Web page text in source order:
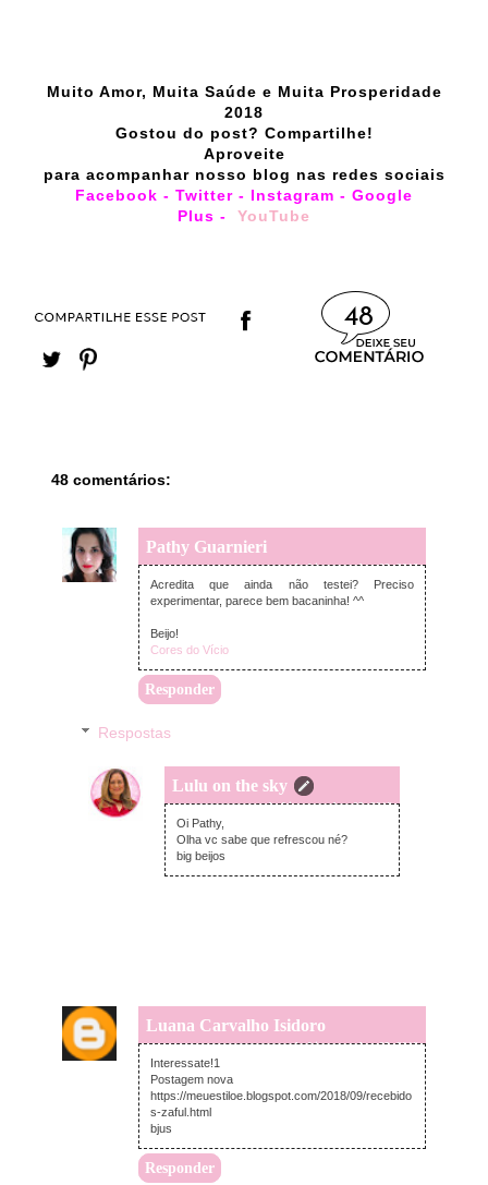
Muito Amor, Muita Saúde e Muita Prosperidade
2018
Gostou do post? Compartilhe!
Aproveite
para acompanhar nosso blog nas redes sociais
Facebook - Twitter - Instagram - Google
Plus - YouTube
48
48 comentários:
Pathy Guarnieri
segunda-feira, setembro 03, 2018
Acredita que ainda não testei? Preciso
experimentar, parece bem bacaninha! ^^
Beijo!
Cores do Vício
Responder
Respostas
Lulu on the sky
segunda-feira, setembro 03, 2018
Oi Pathy,
Olha vc sabe que refrescou né?
big beijos
Luana Carvalho Isidoro
segunda-feira, setembro 03, 2018
Interessate!1
Postagem nova
https://meuestiloe.blogspot.com/2018/09/recebido
s-zaful.html
bjus
Responder